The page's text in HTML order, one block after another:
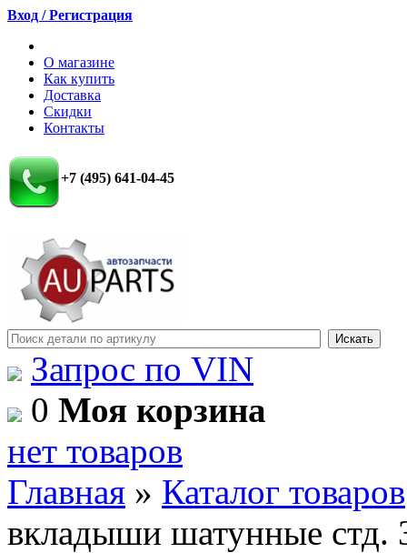
Вход / Регистрация
О магазине
Как купить
Доставка
Скидки
Контакты
+7 (495) 641-04-45
Запрос по VIN
0 Моя корзина
нет товаров
Главная » Каталог товаров
вкладыши шатунные стд.